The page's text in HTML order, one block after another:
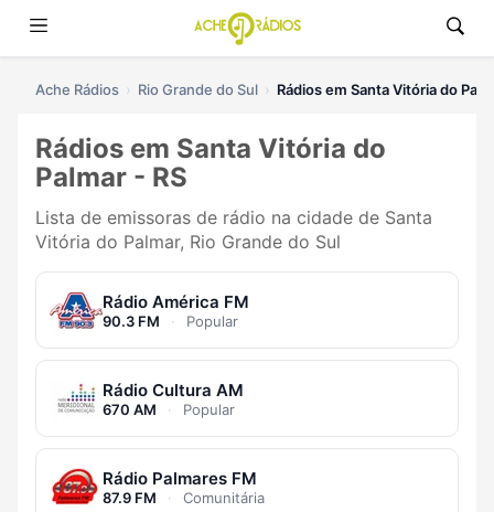
Ache Rádios Rio Grande do Sul Rádios em Santa Vitória do
Rádios em Santa Vitória do
Palmar - RS
Lista de emissoras de rádio na cidade de Santa
Vitória do Palmar, Rio Grande do Sul
Rádio América FM
90.3 FM · Popular
Rádio Cultura AM
670 AM · Popular
Rádio Palmares FM
87.9 FM · Comunitária